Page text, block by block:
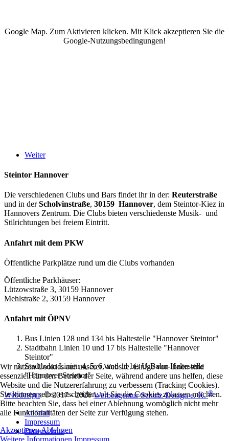
Google Map. Zum Aktivieren klicken. Mit Klick akzeptieren Sie die
Google-Nutzungsbedingungen!
Weiter
Steintor Hannover
Die verschiedenen Clubs und Bars findet ihr in der: Reuterstraße
und in derScholvinstraße, 30159 Hannover, dem Steintor-Kiez in
Hannovers Zentrum. Die Clubs bieten verschiedenste Musik- und
Stilrichtungen bei freiem Eintritt.
Anfahrt mit dem PKW
Öffentliche Parkplätze rund um die Clubs vorhanden
Öffentliche Parkhäuser:
Lützowstraße 3, 30159 Hannover
Mehlstraße 2, 30159 Hannover
Anfahrt mit ÖPNV
Bus Linien 128 und 134 bis Haltestelle "Hannover Steintor"
Stadtbahn Linien 10 und 17 bis Haltestelle "Hannover
Steintor"
Stadtbahn Linien 4, 5, 6, und 11 bis U-Bahn-Haltestelle
"Hannover Steintor"
Webdesign: © 2017 - 2026Werbeagentur Schulz-Design e. K.®
Anfahrt
Impressum
Datenschutz
Wir nutzen Cookies auf unserer Website. Einige von ihnen sind
essenziell für den Betrieb der Seite, während andere uns helfen, diese
Website und die Nutzererfahrung zu verbessern (Tracking Cookies).
Sie können selbst entscheiden, ob Sie die Cookies zulassen möchten.
Bitte beachten Sie, dass bei einer Ablehnung womöglich nicht mehr
alle Funktionalitäten der Seite zur Verfügung stehen.
AkzeptierenAblehnen
Weitere Informationen Impressum